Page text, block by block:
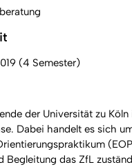
(4 Semester)
der Universität zu
Dabei handelt es sich
Begleitung das ZfL